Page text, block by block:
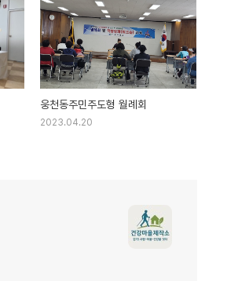
웅천동주민주도형 월례회
2023.04.20